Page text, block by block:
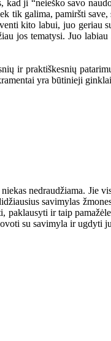
ji “neieško savo
galima, pamiršti save,
kito labui, juo geriau
jos tematysi. Juo
ir praktiškesnių
yra būtinieji
nedraudžiama. Jie
savimylas
ir taip
su savimyla ir ugdyti